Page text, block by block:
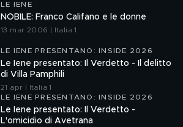
LE IENE
NOBILE: Franco Califano e le donne
13 mar 2006 | Italia 1
LE IENE PRESENTANO: INSIDE 2026
Le Iene presentato: Il Verdetto - Il delitto
di Villa Pamphili
21 apr | Italia 1
LE IENE PRESENTANO: INSIDE 2026
Le Iene presentato: Il Verdetto -
L'omicidio di Avetrana